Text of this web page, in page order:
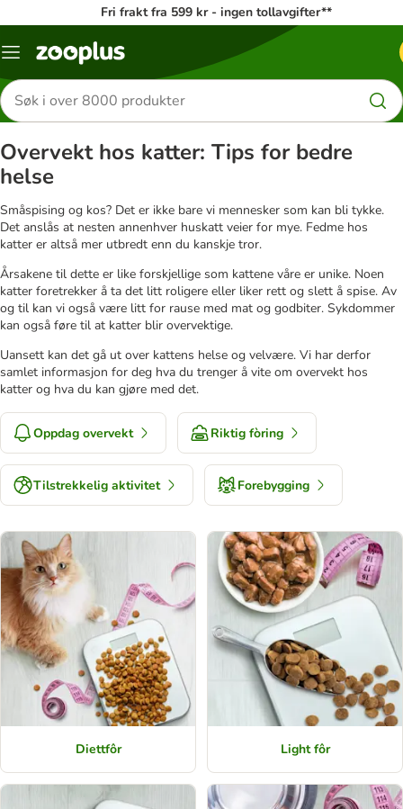
Fri frakt fra 599 kr - ingen tollavgifter**
Katalogmeny
Søk
etter
produkter
Overvekt hos katter: Tips for bedre
helse
Småspising og kos? Det er ikke bare vi mennesker som kan bli tykke.
Det anslås at nesten annenhver huskatt veier for mye. Fedme hos
katter er altså mer utbredt enn du kanskje tror.
Årsakene til dette er like forskjellige som kattene våre er unike. Noen
katter foretrekker å ta det litt roligere eller liker rett og slett å spise. Av
og til kan vi også være litt for rause med mat og godbiter. Sykdommer
kan også føre til at katter blir overvektige.
Uansett kan det gå ut over kattens helse og velvære. Vi har derfor
samlet informasjon for deg hva du trenger å vite om overvekt hos
katter og hva du kan gjøre med det.
Oppdag overvekt Riktig fòring
Tilstrekkelig aktivitet Forebygging
Diettfôr Light fôr